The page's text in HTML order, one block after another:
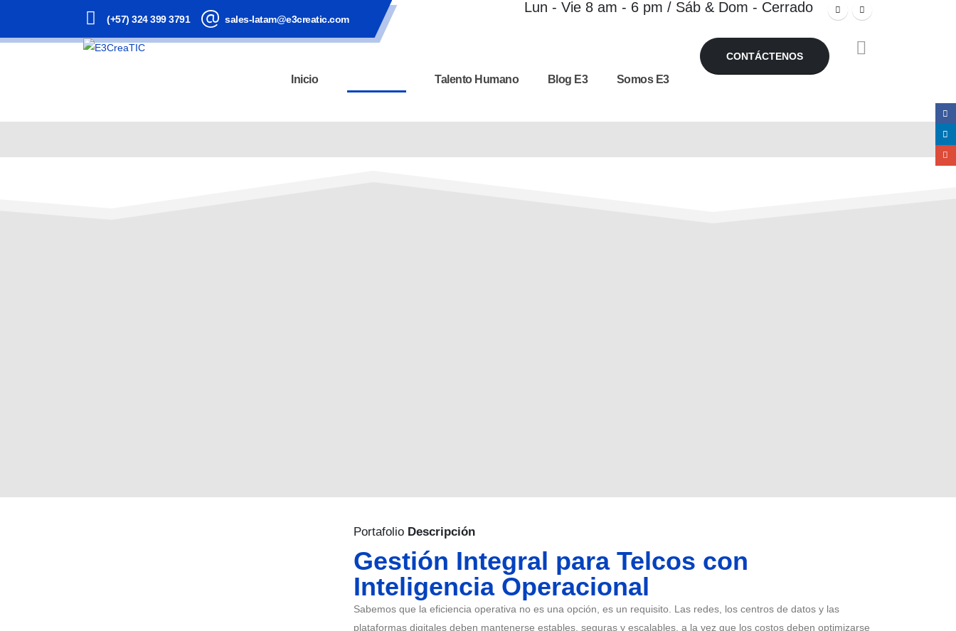
(+57) 324 399 3791 sales-latam@e3creatic.com
Lun - Vie 8 am - 6 pm / Sáb & Dom - Cerrado
Inicio Talento Humano Blog E3 Somos E3
CONTÁCTENOS
Portafolio Descripción
Gestión Integral para Telcos con
Inteligencia Operacional
Sabemos que la eficiencia operativa no es una opción, es un requisito. Las redes, los centros de datos y las
plataformas digitales deben mantenerse estables, seguras y escalables, a la vez que los costos deben optimizarse